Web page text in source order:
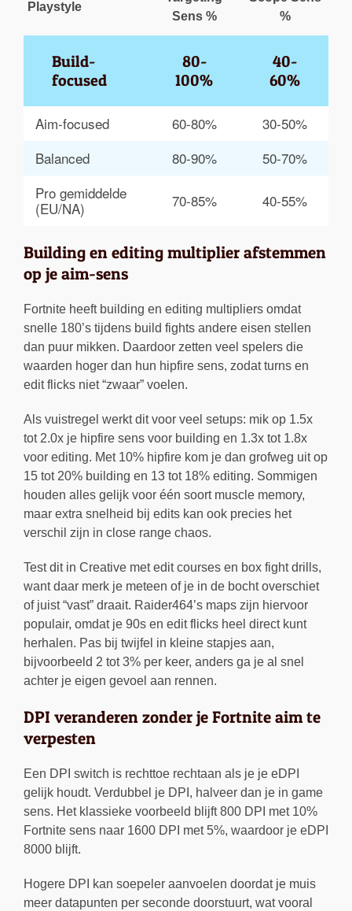
Playstyle
Sens %
%
Build-
focused
80-
100%
40-
60%
Aim-focused 60-80%
30-50%
Balanced
80-90%
50-70%
Pro gemiddelde
(EU/NA)
70-85% 40-55%
Building en editing multiplier afstemmen
op je aim-sens
Fortnite heeft building en editing multipliers omdat
snelle 180’s tijdens build fights andere eisen stellen
dan puur mikken. Daardoor zetten veel spelers die
waarden hoger dan hun hipfire sens, zodat turns en
edit flicks niet “zwaar” voelen.
Als vuistregel werkt dit voor veel setups: mik op 1.5x
tot 2.0x je hipfire sens voor building en 1.3x tot 1.8x
voor editing. Met 10% hipfire kom je dan grofweg uit op
15 tot 20% building en 13 tot 18% editing. Sommigen
houden alles gelijk voor één soort muscle memory,
maar extra snelheid bij edits kan ook precies het
verschil zijn in close range chaos.
Test dit in Creative met edit courses en box fight drills,
want daar merk je meteen of je in de bocht overschiet
of juist “vast” draait. Raider464’s maps zijn hiervoor
populair, omdat je 90s en edit flicks heel direct kunt
herhalen. Pas bij twijfel in kleine stapjes aan,
bijvoorbeeld 2 tot 3% per keer, anders ga je al snel
achter je eigen gevoel aan rennen.
DPI veranderen zonder je Fortnite aim te
verpesten
Een DPI switch is rechttoe rechtaan als je je eDPI
gelijk houdt. Verdubbel je DPI, halveer dan je in game
sens. Het klassieke voorbeeld blijft 800 DPI met 10%
Fortnite sens naar 1600 DPI met 5%, waardoor je eDPI
8000 blijft.
Hogere DPI kan soepeler aanvoelen doordat je muis
meer datapunten per seconde doorstuurt, wat vooral